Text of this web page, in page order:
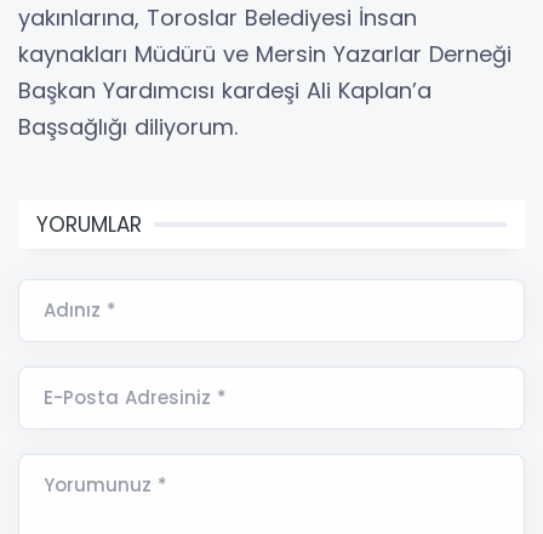
yakınlarına, Toroslar Belediyesi İnsan
kaynakları Müdürü ve Mersin Yazarlar Derneği
Başkan Yardımcısı kardeşi Ali Kaplan’a
Başsağlığı diliyorum.
YORUMLAR
Adınız *
E-Posta Adresiniz *
Yorumunuz *